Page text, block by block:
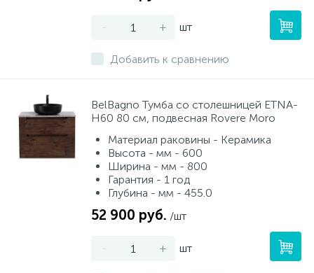
- + шт
Добавить к сравнению
BelBagno Тумба со столешницей ETNA-
H60 80 см, подвесная Rovere Moro
Материал раковины - Керамика
Высота - мм - 600
Ширина - мм - 800
Гарантия - 1 год
Глубина - мм - 455.0
52 900 руб. /шт
- + шт